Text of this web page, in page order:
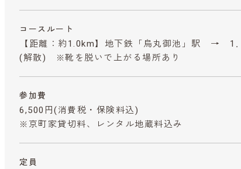
コースルート
【距離：約1.0km】地下鉄「烏丸御池」駅 →
(解散) ※靴を脱いで上がる場所あり
参加費
6,500円 (消費税・保険料込)
※京町家貸切料、レンタル地蔵料込み
定員